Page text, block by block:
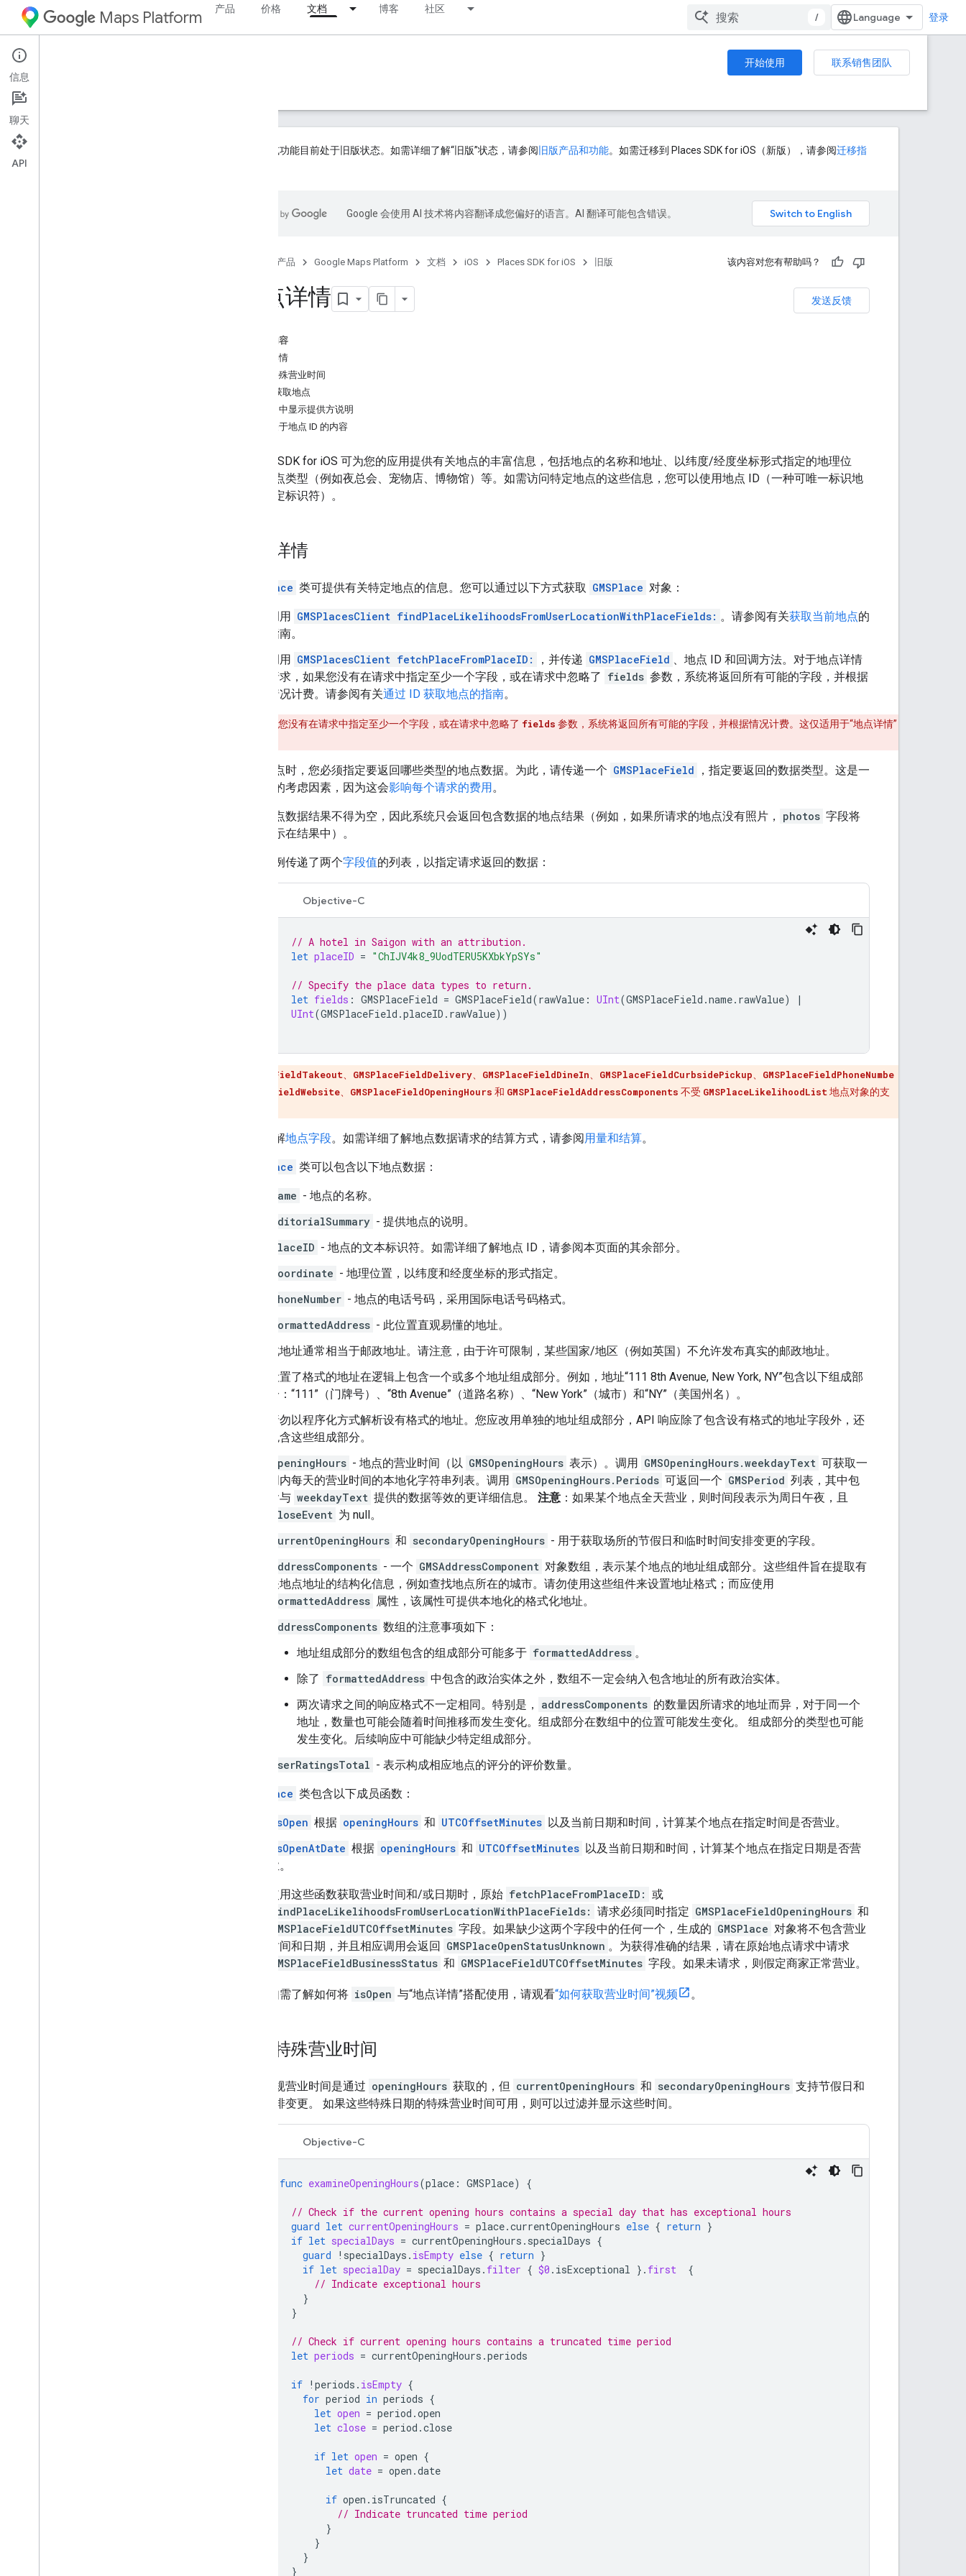
Maps Platform 产品 价格 文档 博客 社区
/ 登录
iOS 开始使用
联系销售团队
指南
本产品或功能目前处于旧版状态。如需详细了解“旧版”状态，请参阅 旧版产品和功能。如需迁移到 Places SDK for iOS（新版），请参阅迁移指
Google 会使用 AI 技术将内容翻译成您偏好的语言。AI 翻译可能包含错误。
产品 Google Maps Platform 文档 iOS Places SDK for iOS 旧版 该内容对您有帮助吗？
发送反馈
地点详情
本页内容
地点详情
获取特殊营业时间
按 ID 获取地点
在应用中显示提供方说明
更多关于地点 ID 的内容
Places SDK for iOS 可为您的应用提供有关地点的丰富信息，包括地点的名称和地址、以纬度/经度坐标形式指定的地理位
置、地点类型（例如夜总会、宠物店、博物馆）等。如需访问特定地点的这些信息，您可以使用地点 ID（一种可唯一标识地
点的稳定标识符）。
地点详情
GMSPlace 类可提供有关特定地点的信息。您可以通过以下方式获取 GMSPlace 对象：
调用 GMSPlacesClient findPlaceLikelihoodsFromUserLocationWithPlaceFields: 。请参阅有关获取当前地点的
指南。
调用 GMSPlacesClient fetchPlaceFromPlaceID: ，并传递 GMSPlaceField 、地点 ID 和回调方法。对于地点详情
请求，如果您没有在请求中指定至少一个字段，或在请求中忽略了 fields 参数，系统将返回所有可能的字段，并根据
情况计费。请参阅有关通过 ID 获取地点的指南。
：如果您没有在请求中指定至少一个字段，或在请求中忽略了 fields 参数，系统将返回所有可能的字段，并根据情况计费。这仅适用于“地点详情”
请求地点时，您必须指定要返回哪些类型的地点数据。为此，请传递一个 GMSPlaceField
，指定要返回的数据类型。这是一
项重要的考虑因素，因为这会影响每个请求的费用。
由于地点数据结果不得为空，因此系统只会返回包含数据的地点结果（例如，如果所请求的地点没有照片， photos 字段将
不会显示在结果中）。
以下示例传递了两个字段值的列表，以指定请求返回的数据：
Objective-C
// A hotel in Saigon with an attribution.
let placeID = "ChIJV4k8_9UodTERU5KXbkYpSYs"
// Specify the place data types to return.
let fields : GMSPlaceField = GMSPlaceField(rawValue : UInt(GMSPlaceField .name. rawValue)
|
UInt(GMSPlaceField .placeID . rawValue))
GMSPlaceFieldTakeout GMSPlaceFieldDelivery GMSPlaceFieldDineIn GMSPlaceFieldCurbsidePickup
GMSPlaceFieldPhoneNumbe
GMSPlaceFieldWebsite GMSPlaceFieldOpeningHours 和 GMSPlaceFieldAddressComponents 不受 GMSPlaceLikelihoodList 地点对象的支
详细了解地点字段。如需详细了解地点数据请求的结算方式，请参阅用量和结算。
GMSPlace 类可以包含以下地点数据：
name - 地点的名称。
editorialSummary - 提供地点的说明。
placeID - 地点的文本标识符。如需详细了解地点 ID，请参阅本页面的其余部分。
coordinate - 地理位置，以纬度和经度坐标的形式指定。
phoneNumber - 地点的电话号码，采用国际电话号码格式。
formattedAddress - 此位置直观易懂的地址。
此地址通常相当于邮政地址。请注意，由于许可限制，某些国家/地区（例如英国）不允许发布真实的邮政地址。
设置了格式的地址在逻辑上包含一个或多个地址组成部分。 例如，地址“111 8th Avenue, New York, NY”包含以下组成部
分：“111”（门牌号）、“8th Avenue”（道路名称）、“New York”（城市）和“NY”（美国州名）。
请勿以程序化方式解析设有格式的地址。您应改用单独的地址组成部分，API 响应除了包含设有格式的地址字段外，还
包含这些组成部分。
openingHours - 地点的营业时间（以 GMSOpeningHours 表示）。调用 GMSOpeningHours.weekdayText 可获取一
周内每天的营业时间的本地化字符串列表。调用 GMSOpeningHours.Periods 可返回一个 GMSPeriod 列表，其中包
含与 weekdayText 提供的数据等效的更详细信息。 注意 ：如果某个地点全天营业，则时间段表示为周日午夜，且
closeEvent 为 null。
currentOpeningHours 和 secondaryOpeningHours - 用于获取场所的节假日和临时时间安排变更的字段。
addressComponents - 一个 GMSAddressComponent 对象数组，表示某个地点的地址组成部分。这些组件旨在提取有
关地点地址的结构化信息，例如查找地点所在的城市。请勿使用这些组件来设置地址格式；而应使用
formattedAddress 属性，该属性可提供本地化的格式化地址。
addressComponents 数组的注意事项如下：
地址组成部分的数组包含的组成部分可能多于 formattedAddress 。
除了 formattedAddress 中包含的政治实体之外，数组不一定会纳入包含地址的所有政治实体。
两次请求之间的响应格式不一定相同。特别是，
addressComponents 的数量因所请求的地址而异，对于同一个
地址，数量也可能会随着时间推移而发生变化。组成部分在数组中的位置可能发生变化。 组成部分的类型也可能
发生变化。后续响应中可能缺少特定组成部分。
userRatingsTotal - 表示构成相应地点的评分的评价数量。
GMSPlace 类包含以下成员函数：
isOpen 根据 openingHours 和 UTCOffsetMinutes 以及当前日期和时间，计算某个地点在指定时间是否营业。
isOpenAtDate 根据 openingHours 和 UTCOffsetMinutes 以及当前日期和时间，计算某个地点在指定日期是否营
业。
使用这些函数获取营业时间和/或日期时，原始 fetchPlaceFromPlaceID: 或
findPlaceLikelihoodsFromUserLocationWithPlaceFields: 请求必须同时指定 GMSPlaceFieldOpeningHours 和
GMSPlaceFieldUTCOffsetMinutes 字段。如果缺少这两个字段中的任何一个，生成的 GMSPlace 对象将不包含营业
时间和日期，并且相应调用会返回 GMSPlaceOpenStatusUnknown 。为获得准确的结果，请在原始地点请求中请求
GMSPlaceFieldBusinessStatus 和 GMSPlaceFieldUTCOffsetMinutes 字段。如果未请求，则假定商家正常营业。
如需了解如何将 isOpen 与“地点详情”搭配使用，请观看“如何获取营业时间”视频 。
获取特殊营业时间
虽然常规营业时间是通过 openingHours 获取的，但 currentOpeningHours 和 secondaryOpeningHours 支持节假日和
临时安排变更。 如果这些特殊日期的特殊营业时间可用，则可以过滤并显示这些时间。
Objective-C
func examineOpeningHours(place : GMSPlace) {
// Check if the current opening hours contains a special day that has exceptional hours
guard let currentOpeningHours = place.currentOpeningHours else { return }
if let specialDays = currentOpeningHours . specialDays {
guard
! specialDays . isEmpty else { return }
if let specialDay = specialDays . filter { $0 . isExceptional }. first
{
// Indicate exceptional hours
}
}
// Check if current opening hours contains a truncated time period
let periods = currentOpeningHours .periods
if ! periods . isEmpty {
for period in periods {
let open = period .open
let close = period .close
if let open = open {
let date = open .date
if open . isTruncated {
// Indicate truncated time period
}
}
}
}
信息
聊天
API